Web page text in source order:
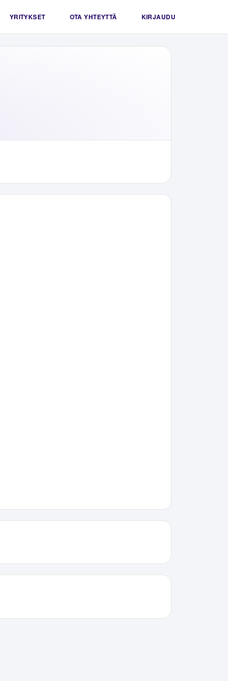
YRITYKSET OTA YHTEYTTÄ KIRJAUDU